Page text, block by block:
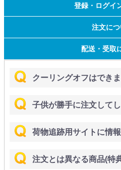
登録・ログイ
注文に
配送・受取
クーリングオフはでき
子供が勝手に注文して
荷物追跡用サイトに情
注文とは異なる商品(特